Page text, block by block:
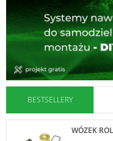
BESTSELLERY
WÓZEK